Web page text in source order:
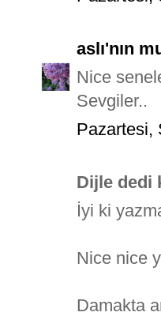
aslı'nın
Nice
Sevgiler..
Pazartesi,
Dijle dedi
İyi ki
Nice nice
Damakta